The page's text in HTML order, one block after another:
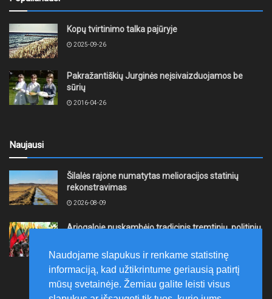
Kopų tvirtinimo talka pajūryje
2025-09-26
Pakražantiškių Jurginės neįsivaizduojamos be
sūrių
2016-04-26
Naujausi
Šilalės rajone numatytas melioracijos statinių
rekonstravimas
2026-08-09
Ariogaloje nuskambėjo tradicinis tremtinių, politinių
širdy“
2026-08-08
Naudojame slapukus ir renkame statistinę
informaciją, kad užtikrintume geriausią patirtį
mūsų svetainėje. Žemiau galite leisti visus